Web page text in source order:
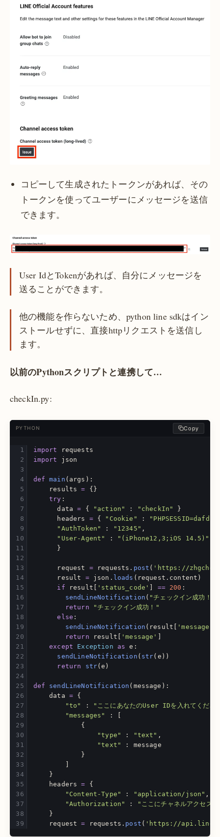
コピーして生成されたトークンがあれば、その
トークンを使ってユーザーにメッセージを送信
できます。
User IdとTokenがあれば、自分にメッセージを
送ることができます。
他の機能を作らないため、python line sdkはイン
ストールせずに、直接httpリクエストを送信し
ます。
以前のPythonスクリプトと連携して…
checkIn.py:
PYTHON Copy
import
requests
import
json
def main ( args ):
results
=
{}
try :
data
= { " action " : " checkIn "
}
headers
= { " Cookie " : "
" AuthToken " : " 12345 " ,
" User-Agent " : " (iPhone12,3;iOS 14.5) "
}
request = requests . post ( ' https://
result
= json . loads ( request . content )
if
result ' status_code ' == 200 :
sendLineNotification ( "チェックイン成功！
return
"チェックイン成功！ "
else :
sendLineNotification ( result 'message
return
result 'message '
except
Exception as e :
sendLineNotification ( str( e ))
return
str(e )
def sendLineNotification ( message ):
data = {
"to " : " ここにあなたのUser IDを入れてくださ
"messages " :
{
"type " : "text " ,
"text " :
message
}
}
headers
=
{
" Content-Type " : " application/json " ,
"Authorization " : " ここにチャネルアクセス
}
request
= requests . post ( ' https://